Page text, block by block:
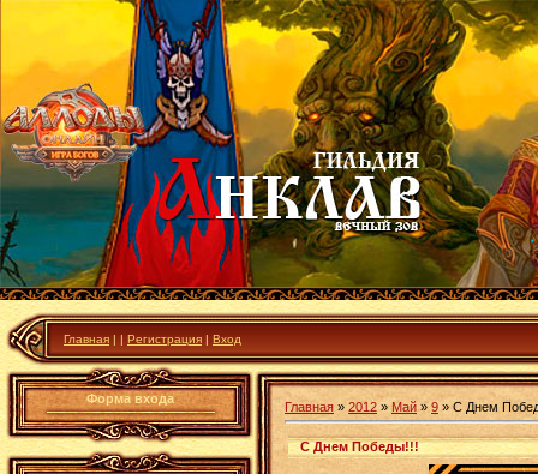
Главная | | Регистрация | Вход
Форма входа
Главная » 2012 » Май » 9 » С Днем
С Днем Победы!!!